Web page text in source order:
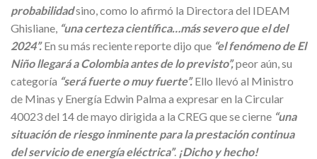
probabilidadsino, como lo afirmó la Directora del IDEAM
Ghisliane, “una certeza científica…más severo que el del
2024”.En su más reciente reporte dijo que “el fenómeno de El
Niño llegará a Colombia antes de lo previsto”,peor aún, su
categoría “será fuerte o muy fuerte”.Ello llevó al Ministro
de Minas y Energía Edwin Palma a expresar en la Circular
40023 del 14 de mayo dirigida a la CREG que se cierne “una
situación de riesgo inminente para la prestación continua
del servicio de energía eléctrica”. ¡Dicho y hecho!